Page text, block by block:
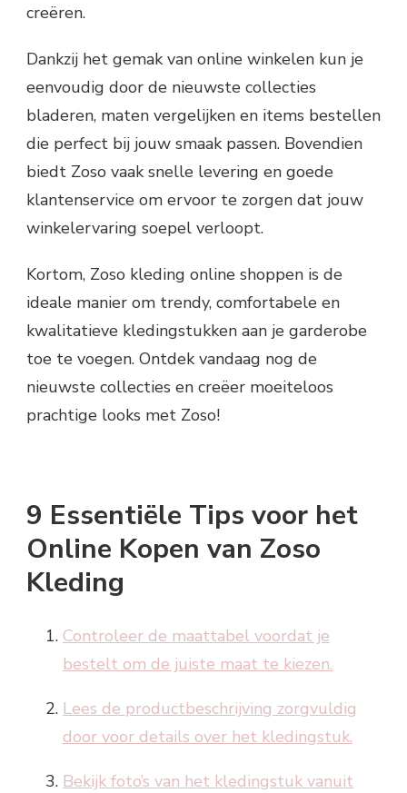
creëren.
Dankzij het gemak van online winkelen kun je
eenvoudig door de nieuwste collecties
bladeren, maten vergelijken en items bestellen
die perfect bij jouw smaak passen. Bovendien
biedt Zoso vaak snelle levering en goede
klantenservice om ervoor te zorgen dat jouw
winkelervaring soepel verloopt.
Kortom, Zoso kleding online shoppen is de
ideale manier om trendy, comfortabele en
kwalitatieve kledingstukken aan je garderobe
toe te voegen. Ontdek vandaag nog de
nieuwste collecties en creëer moeiteloos
prachtige looks met Zoso!
9 Essentiële Tips voor het
Online Kopen van Zoso
Kleding
Controleer de maattabel voordat je
bestelt om de juiste maat te kiezen.
Lees de productbeschrijving zorgvuldig
door voor details over het kledingstuk.
Bekijk foto’s van het kledingstuk vanuit